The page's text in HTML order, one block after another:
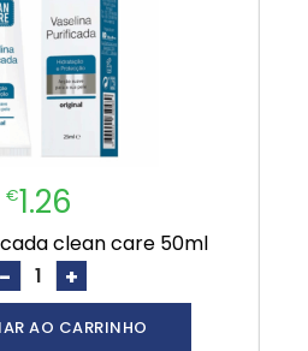
€1.26
clean care 50ml
- +
AO CARRINHO